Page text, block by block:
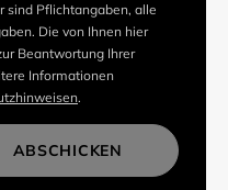
sind Pflichtangaben, alle
Die von Ihnen hier
Beantwortung Ihrer
Informationen
.
ABSCHICKEN